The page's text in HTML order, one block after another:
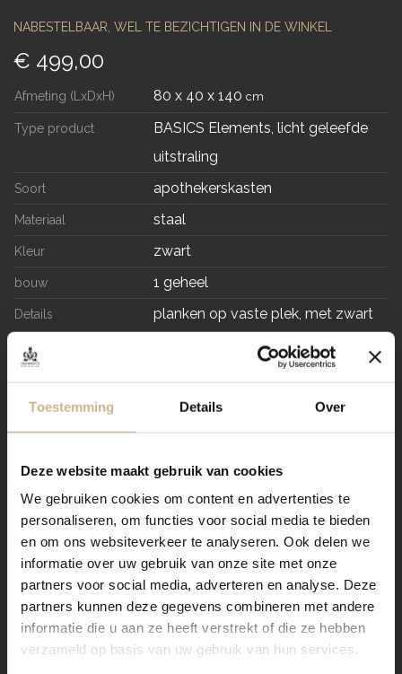
Toestemming Details Over
Deze website maakt gebruik van cookies
We gebruiken cookies om content en advertenties te
personaliseren, om functies voor social media te bieden
en om ons websiteverkeer te analyseren. Ook delen we
informatie over uw gebruik van onze site met onze
partners voor social media, adverteren en analyse. Deze
partners kunnen deze gegevens combineren met andere
informatie die u aan ze heeft verstrekt of die ze hebben
verzameld op basis van uw gebruik van hun services.
NABESTELBAAR, WEL TE BEZICHTIGEN IN DE WINKEL
€ 499,00
Afmeting (LxDxH) 80 x 40 x 140 cm
Type product
BASICS Elements, licht geleefde
uitstraling
Soort apothekerskasten
Materiaal staal
Kleur zwart
bouw 1 geheel
Details
planken op vaste plek, met zwart
IK HEB INTERESSE IN DIT PRODUCT
IK HEB EEN VRAAG
Verzending
BASICS Elements
Dit exemplaar komt uit onze huiscollectie BASICS